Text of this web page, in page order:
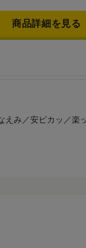
商品詳細を見る